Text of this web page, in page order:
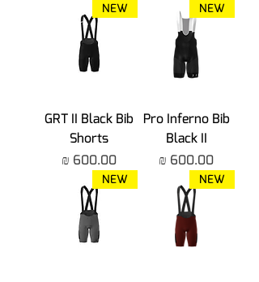
NEW
Pro Inferno Bib
Black II
מחיר
NEW
GRT II Black Bib
Shorts
מחיר
NEW
NEW